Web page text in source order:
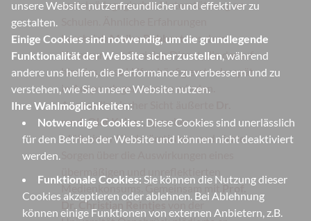
unsere Website nutzerfreundlicher und effektiver zu
gestalten.
Einige Cookies sind notwendig, um die grundlegende
Funktionalität der Website sicherzustellen, während
andere uns helfen, die Performance zu verbessern und zu
verstehen, wie Sie unsere Website nutzen.
Ihre Wahlmöglichkeiten:
Notwendige Cookies: Diese Cookies sind unerlässlich
für den Betrieb der Website und können nicht deaktiviert
werden.
Funktionale Cookies:Sie können die Nutzung dieser
Cookies akzeptieren oder ablehnen. Bei Ablehnung
können einige Funktionen von externen Anbietern, z.B.
sozialpädagogischer Unterstützung an
beschriebMaike Rubbertaus dem
Kommunalen Sozialen Dienst, die darauf
hinwies, dass Hilfen häufig erst sehr spät
in Anspruch genommen würden.
Aus medizinischer Sicht äußerte
med. Olaf Kaiser , Sprecher der
Mülheimer Kinderärztinnen und ‑ärzte,
Medienkonsums. Gemeinsam mitProf.
Dr. Christian Reintjesvon der